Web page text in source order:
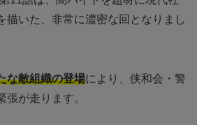
描いた、非常に濃密な回となりまし
な敵組織の登場により、侠和会・警
が走ります。